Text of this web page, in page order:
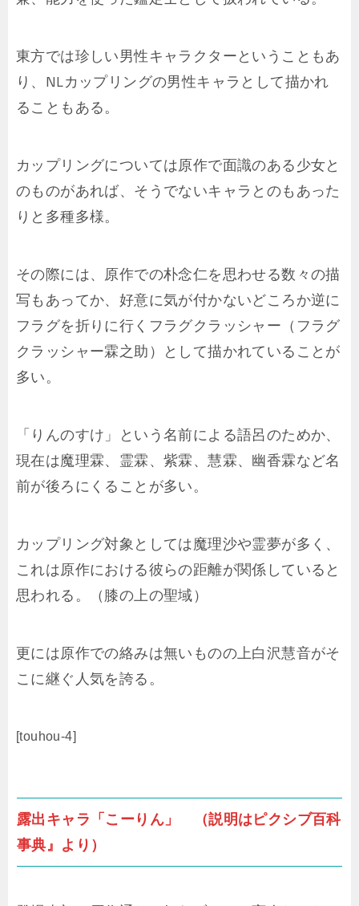
東方では珍しい男性キャラクターということもあ
り、NLカップリングの男性キャラとして描かれ
ることもある。
カップリングについては原作で面識のある少女と
のものがあれば、そうでないキャラとのもあった
りと多種多様。
その際には、原作での朴念仁を思わせる数々の描
写もあってか、好意に気が付かないどころか逆に
フラグを折りに行くフラグクラッシャー（フラグ
クラッシャー霖之助）として描かれていることが
多い。
「りんのすけ」という名前による語呂のためか、
現在は魔理霖、霊霖、紫霖、慧霖、幽香霖など名
前が後ろにくることが多い。
カップリング対象としては魔理沙や霊夢が多く、
これは原作における彼らの距離が関係していると
思われる。（膝の上の聖域）
更には原作での絡みは無いものの上白沢慧音がそ
こに継ぐ人気を誇る。
[touhou-4]
露出キャラ「こーりん」 （説明はピクシブ百科
事典』より）